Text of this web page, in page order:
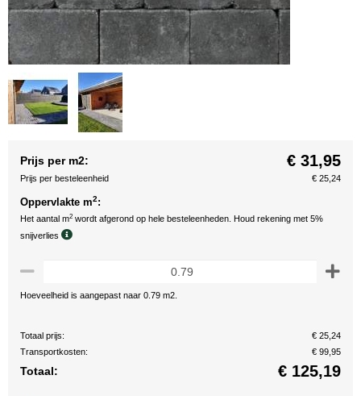
Prijs per m2: € 31,95
Prijs per besteleenheid € 25,24
Oppervlakte m2:
Het aantal m2 wordt afgerond op hele besteleenheden. Houd rekening met 5%
snijverlies
Hoeveelheid is aangepast naar 0.79 m2.
Totaal prijs:
€ 25,24
Transportkosten:
€ 99,95
Totaal: € 125,19